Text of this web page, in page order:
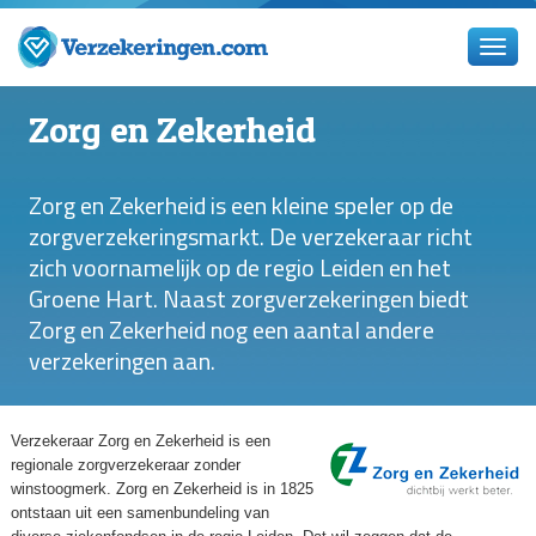
Zorg en Zekerheid
Zorg en Zekerheid is een kleine speler op de
zorgverzekeringsmarkt. De verzekeraar richt
zich voornamelijk op de regio Leiden en het
Groene Hart. Naast zorgverzekeringen biedt
Zorg en Zekerheid nog een aantal andere
verzekeringen aan.
Verzekeraar Zorg en Zekerheid is een
regionale zorgverzekeraar zonder
winstoogmerk. Zorg en Zekerheid is in 1825
ontstaan uit een samenbundeling van